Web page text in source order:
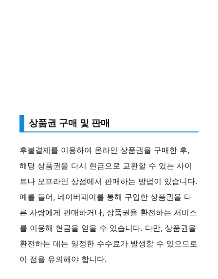
상품권 구매 및 판매
후불결제를 이용하여 온라인 상품권을 구매한 후,
해당 상품권을 다시 현금으로 교환할 수 있는 사이
트나 오프라인 상점에서 판매하는 방법이 있습니다.
예를 들어, 네이버페이를 통해 구입한 상품권을 다
른 사람에게 판매하거나, 상품권을 환전하는 서비스
를 이용해 현금을 얻을 수 있습니다. 다만, 상품권을
환전하는 데는 일정한 수수료가 발생할 수 있으므로
이 점을 유의해야 합니다.